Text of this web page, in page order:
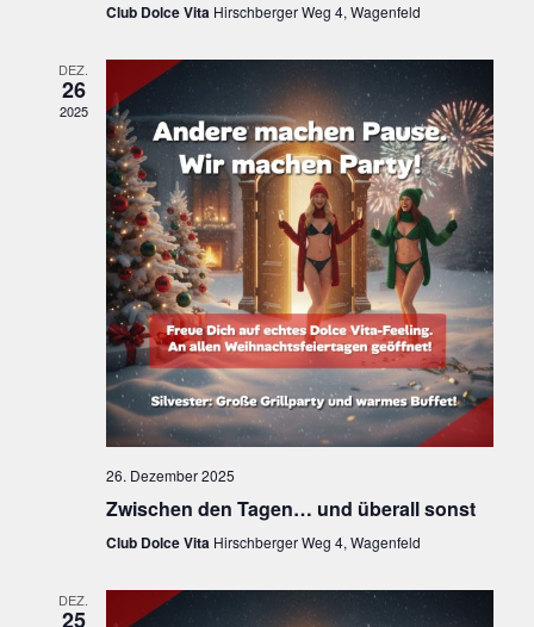
E
N
S
U
C
H
E
U
N
D
A
N
S
T
E
-
N
A
V
I
G
A
I
N
Club Dolce Vita Hirschberger Weg 4, Wagenfeld
DEZ.
26
2025
26. Dezember 2025
Zwischen den Tagen… und überall sonst
Club Dolce Vita Hirschberger Weg 4, Wagenfeld
DEZ.
25